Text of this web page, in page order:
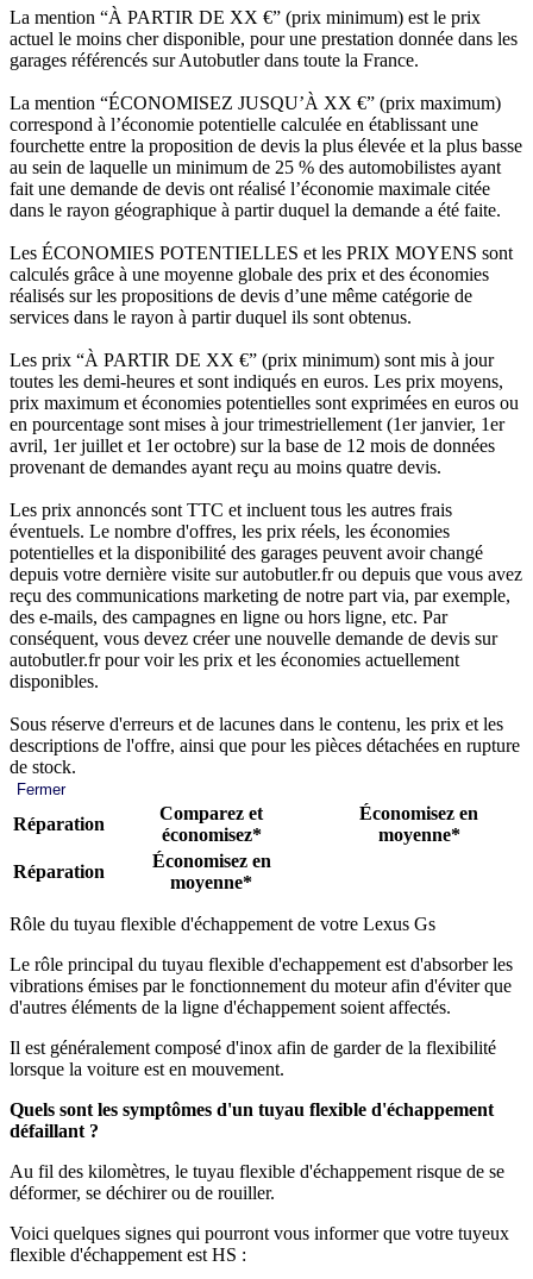
La mention “À PARTIR DE XX €” (prix minimum) est le prix
actuel le moins cher disponible, pour une prestation donnée dans les
garages référencés sur Autobutler dans toute la France.
La mention “ÉCONOMISEZ JUSQU’À XX €” (prix maximum)
correspond à l’économie potentielle calculée en établissant une
fourchette entre la proposition de devis la plus élevée et la plus basse
au sein de laquelle un minimum de 25 % des automobilistes ayant
fait une demande de devis ont réalisé l’économie maximale citée
dans le rayon géographique à partir duquel la demande a été faite.
Les ÉCONOMIES POTENTIELLES et les PRIX MOYENS sont
calculés grâce à une moyenne globale des prix et des économies
réalisés sur les propositions de devis d’une même catégorie de
services dans le rayon à partir duquel ils sont obtenus.
Les prix “À PARTIR DE XX €” (prix minimum) sont mis à jour
toutes les demi-heures et sont indiqués en euros. Les prix moyens,
prix maximum et économies potentielles sont exprimées en euros ou
en pourcentage sont mises à jour trimestriellement (1er janvier, 1er
avril, 1er juillet et 1er octobre) sur la base de 12 mois de données
provenant de demandes ayant reçu au moins quatre devis.
Les prix annoncés sont TTC et incluent tous les autres frais
éventuels. Le nombre d'offres, les prix réels, les économies
potentielles et la disponibilité des garages peuvent avoir changé
depuis votre dernière visite sur autobutler.fr ou depuis que vous avez
reçu des communications marketing de notre part via, par exemple,
des e-mails, des campagnes en ligne ou hors ligne, etc. Par
conséquent, vous devez créer une nouvelle demande de devis sur
autobutler.fr pour voir les prix et les économies actuellement
disponibles.
Sous réserve d'erreurs et de lacunes dans le contenu, les prix et les
descriptions de l'offre, ainsi que pour les pièces détachées en rupture
de stock.
Fermer
Réparation
Comparez et
économisez*
Économisez en
moyenne*
Réparation
Économisez en
moyenne*
Rôle du tuyau flexible d'échappement de votre Lexus Gs
Le rôle principal du tuyau flexible d'echappement est d'absorber les
vibrations émises par le fonctionnement du moteur afin d'éviter que
d'autres éléments de la ligne d'échappement soient affectés.
Il est généralement composé d'inox afin de garder de la flexibilité
lorsque la voiture est en mouvement.
Quels sont les symptômes d'un tuyau flexible d'échappement
défaillant ?
Au fil des kilomètres, le tuyau flexible d'échappement risque de se
déformer, se déchirer ou de rouiller.
Voici quelques signes qui pourront vous informer que votre tuyeux
flexible d'échappement est HS :